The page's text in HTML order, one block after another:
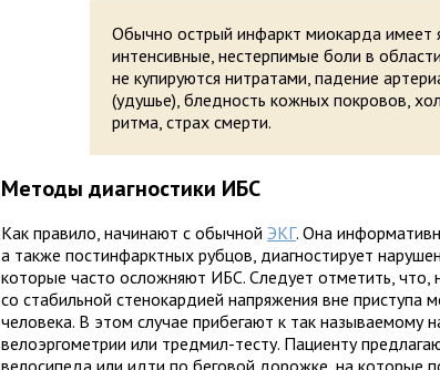
Обычно острый инфаркт миокарда имеет
интенсивные, нестерпимые боли в
не купируются нитратами, падение
(удушье), бледность кожных покровов,
ритма, страх смерти.
Методы диагностики ИБС
Как правило, начинают с обычнойЭКГ. Она
а также постинфарктных рубцов, диагностирует
которые часто осложняют ИБС. Следует отметить, что,
со стабильной стенокардией напряжения вне приступа
человека. В этом случае прибегают к так называемому
велоэргометрии или тредмил-тесту. Пациенту
велосипеда или идти по беговой дорожке, на которые